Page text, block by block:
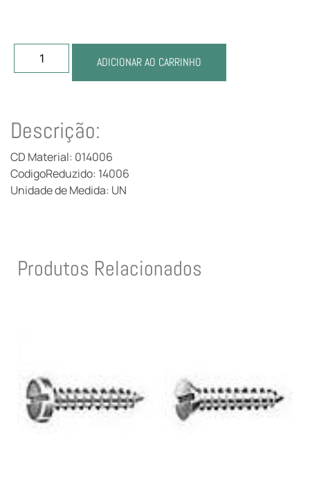
ADICIONAR AO CARRINHO
Descrição:
CD Material: 014006
CodigoReduzido: 14006
Unidade de Medida: UN
Produtos Relacionados